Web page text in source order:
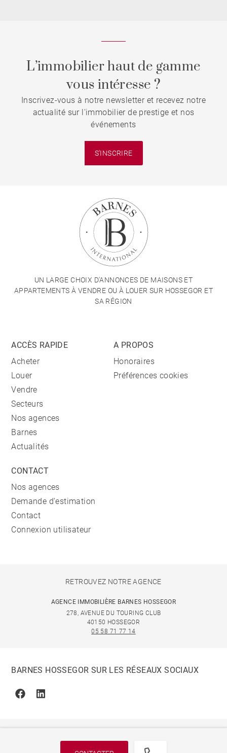
L’immobilier haut de gamme
vous intéresse ?
Inscrivez-vous à notre newsletter et recevez notre
actualité sur l'immobilier de prestige et nos
événements
S'INSCRIRE
UN LARGE CHOIX D'ANNONCES DE MAISONS ET
APPARTEMENTS À VENDRE OU À LOUER SUR HOSSEGOR ET
SA RÉGION
ACCÈS RAPIDE
Acheter
Louer
Vendre
Secteurs
Nos agences
Barnes
Actualités
A PROPOS
Honoraires
Préférences cookies
CONTACT
Nos agences
Demande d'estimation
Contact
Connexion utilisateur
RETROUVEZ NOTRE AGENCE
AGENCE IMMOBILIÈRE BARNES HOSSEGOR
278, AVENUE DU TOURING CLUB
40150 HOSSEGOR
05 58 71 77 14
BARNES HOSSEGOR SUR LES RÉSEAUX SOCIAUX
FacebookLinkedin